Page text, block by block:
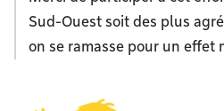
Sud-Ouest soit des plus
on se ramasse pour un effet